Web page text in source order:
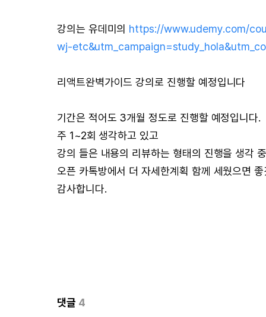
강의는 유데미의 https://www.udemy.com/
wj-
리액트완벽가이드 강의로 진행할 예정입니다
기간은 적어도 3개월 정도로 진행할 예정입니다.
주 1~2회 생각하고 있고
강의 들은 내용의 리뷰하는 형태의 진행을 생각
오픈 카톡방에서 더 자세한계획 함께 세웠으면
감사합니다.
댓글 4